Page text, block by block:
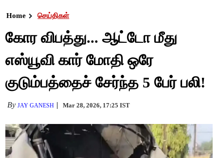
Home செய்திகள்
கோர விபத்து... ஆட்டோ மீது
எஸ்யூவி கார் மோதி ஒரே
குடும்பத்தைச் சேர்ந்த 5 பேர் பலி!
ByJAY GANESH Mar 28, 2026, 17:25 IST